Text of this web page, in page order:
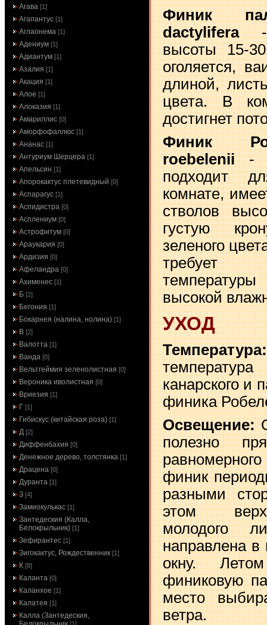
Агава [1]
Агапантус [1]
Аглаонема [1]
Адениум [1]
Адиантум [1]
Азалия [1]
Акация [1]
Алое [1]
Алоказия [1]
Амариллис [0]
Аморфофаллюс [1]
Ананас [1]
Антуриум Шерцера [1]
Апельсин [1]
Апорокактус плетевидный [0]
Аспарагус [1]
Аспидистра [0]
Асплениум [0]
Астрофитум [0]
Араукария [0]
Ардизия [0]
Афеландра [0]
Ахименес [1]
Б [2]
Бегония [1]
Бокарнея (налина, нолина) [1]
В [2]
Валотта [1]
Ванда [0]
Вельтгеймия зеленолистная [0]
Вероника иволистная [0]
Вриезия [1]
Г [1]
Гибискус (китайская роза) [1]
Д [2]
Диффенбахия [0]
Денежное дерево, толстянка [1]
Драцена [0]
Дуранта [1]
З [4]
Замиокулькас [1]
Зантедеския (Калла,
Белокрыльник) [1]
Зефирантес [1]
Зигокактус, Рождественник [1]
К [8]
Каланта [0]
Каланхое [1]
Калатея [1]
Калла (Зантедеския,
Финик
dactylifera-
высоты 15-
оголяется,
длиной,
цвета. В
достигнет
Финик
roebelenii -
подходит
комнате,
стволов
густую
зеленого
требует
высокой
УХОД
Температура:
канарского и
финика
Освещение:
полезно
финик
разными
этом
молодого
направлена в
окну.
финиковую
место
ветра.